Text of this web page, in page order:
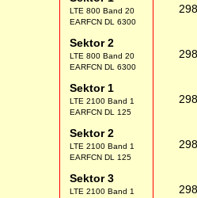
LTE 800 Band 20
EARFCN DL 6300
Sektor 2
LTE 800 Band 20
EARFCN DL 6300
Sektor 1
LTE 2100 Band 1
EARFCN DL 125
Sektor 2
LTE 2100 Band 1
EARFCN DL 125
Sektor 3
LTE 2100 Band 1